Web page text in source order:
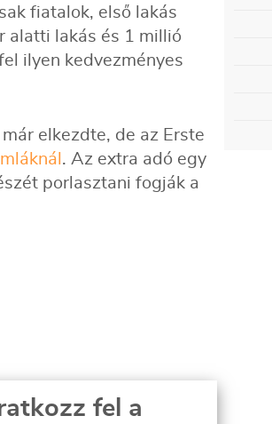
fiatalok, első lakás
alatti lakás és 1 millió
ilyen kedvezményes
elkezdte, de az Erste
. Az extra adó egy
porlasztani fogják a
fel a